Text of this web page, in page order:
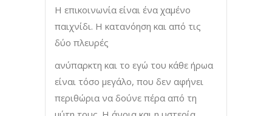
Η επικοινωνία είναι ένα χαμένο
παιχνίδι. Η κατανόηση και από τις
δύο πλευρές
ανύπαρκτη και το εγώ του κάθε ήρωα
είναι τόσο μεγάλο, που δεν αφήνει
περιθώρια να δούνε πέρα από τη